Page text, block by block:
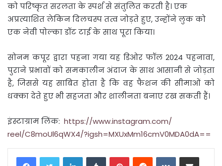
को परिष्कृत सरलता के स्पर्श से संतुलित करती है। एक
अप्रत्याशित लेकिन दिलचस्प तत्व जोड़ते हुए, उन्होंने लुक को
एक नेवी पोल्का डॉट टाई के साथ पूरा किया।
सोनम कपूर द्वारा पहना गया यह डिओर फॉल 2024 पहनावा,
पुराने प्रभावों को समकालीन अंदाज के साथ आसानी से जोड़ता
है, जिससे यह साबित होता है कि वह फैशन की सीमाओं को
धक्का देते हुए भी सहजता और शालीनता बनाए रख सकती हैं।
इंस्टाग्राम लिंक: https://www.instagram.com/
reel/C8moUl6qWX4/?igsh=MXUxMm16cmV0MDA0dA==
LinkedInTumblrPinterestReddit VKontakteShare via Email